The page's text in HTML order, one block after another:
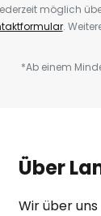
möglich
.
*Ab einem
Über
Wir über uns